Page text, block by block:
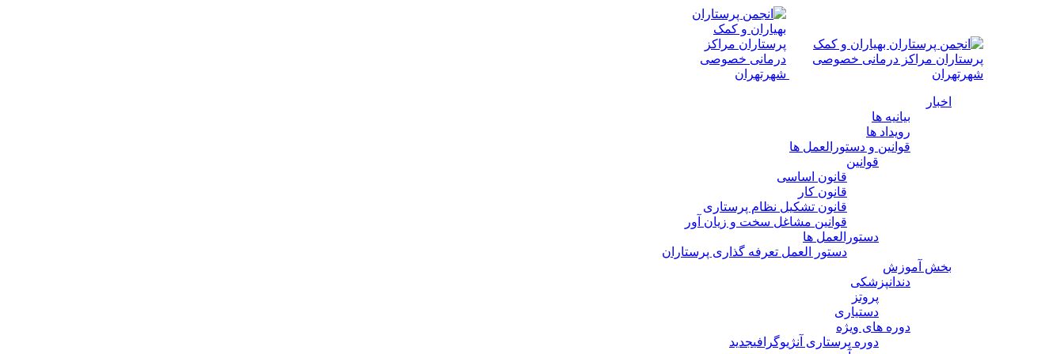
اخبار
بیانیه ها
رویداد ها
قوانین و دستورالعمل ها
قوانین
قانون اساسی
قانون کار
قانون تشکیل نظام پرستاری
قوانین مشاغل سخت و زیان آور
دستورالعمل ها
دستور العمل تعرفه گذاری پرستاران
بخش آموزش
دندانپزشکی
پروتز
دستیاری
دوره های ویژه
دوره پرستاری آنژیوگرافیجدید